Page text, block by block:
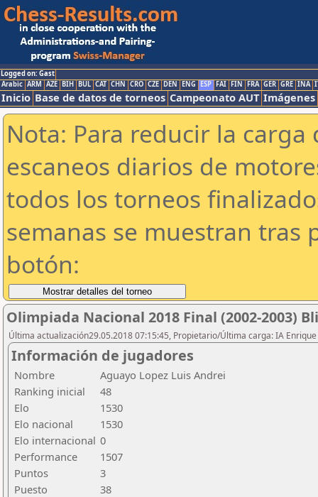
Logged on: Gast
Arabic ARM AZE BIH BUL CAT CHN CRO CZE DEN ENG ESP FAI FIN FRA GER GRE INA
Inicio Base de datos de torneos Campeonato AUT Imágenes
Nota: Para reducir la
escaneos diarios de
todos los torneos
semanas se muestran tras
botón:
Olimpiada Nacional 2018 Final (2002-2003)
Última actualización29.05.2018 07:15:45, Propietario/Última carga: IA
Información de jugadores
Nombre
Aguayo Lopez Luis Andrei
Ranking inicial
48
Elo
1530
Elo nacional
1530
Elo internacional 0
Performance
1507
Puntos
3
Puesto
38